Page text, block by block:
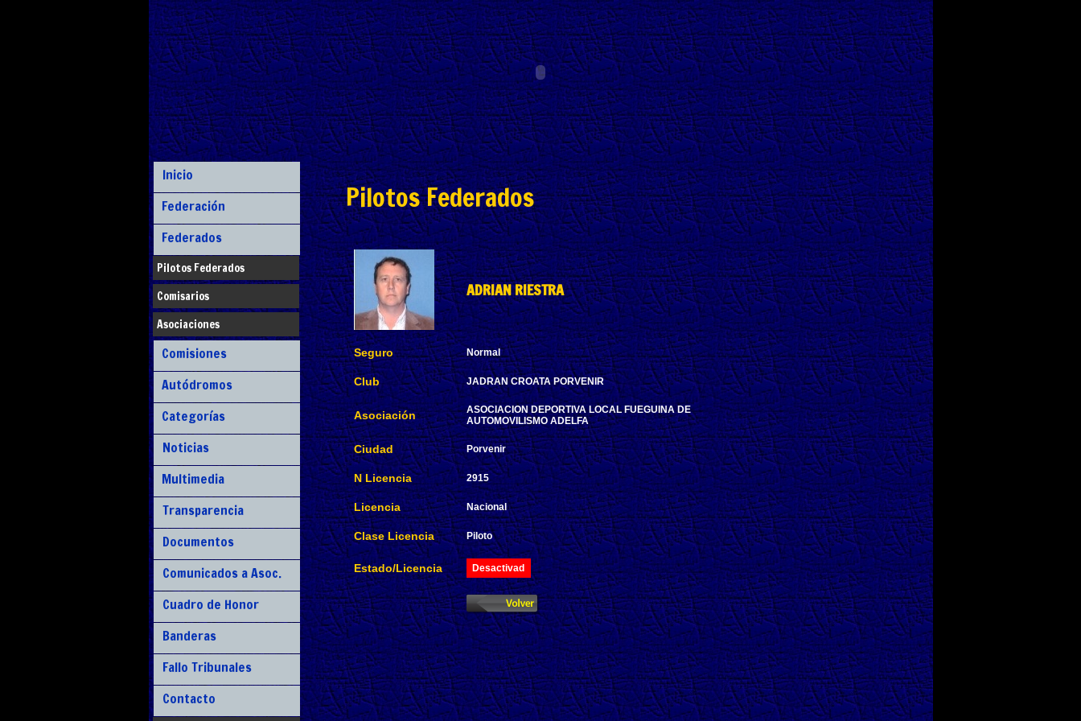
Inicio
Federación
Federados
Pilotos Federados
Comisarios
Asociaciones
Comisiones
Autódromos
Categorías
Noticias
Multimedia
Transparencia
Documentos
Comunicados a Asoc.
Cuadro de Honor
Banderas
Fallo Tribunales
Contacto
Pilotos Federados
ADRIAN RIESTRA
Seguro Normal
Club JADRAN CROATA PORVENIR
Asociación
ASOCIACION DEPORTIVA LOCAL FUEGUINA DE
AUTOMOVILISMO ADELFA
Ciudad Porvenir
N Licencia 2915
Licencia Nacional
Clase Licencia Piloto
Estado/Licencia Desactivad